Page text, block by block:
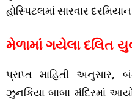
હોસ્પિટલમાં સારવાર
મેળામાં ગયેલા દલિત
પ્રાપ્ત માહિતી અનુસાર,
ઝુનકિયા બાબા મંદિરમાં